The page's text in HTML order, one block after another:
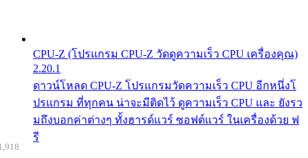
CPU-Z (โปรแกรม CPU-Z วัดดูความเร็ว CPU เครื่องคุณ)
2.20.1
ดาวน์โหลด CPU-Z โปรแกรมวัดความเร็ว CPU อีกหนึ่งโ
ปรแกรม ที่ทุกคน น่าจะมีติดไว้ ดูความเร็ว CPU และ ยังรว
มถึงบอกค่าต่างๆ ทั้งฮารด์แวร์ ซอฟต์แวร์ ในเครื่องด้วย ฟ
รี